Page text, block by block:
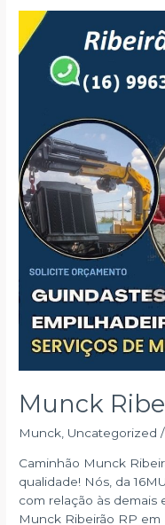
SP
Munck
Munck Uncategorized
Caminhão Munck
qualidade! Nós, da
com relação às demais
Munck Ribeirão RP